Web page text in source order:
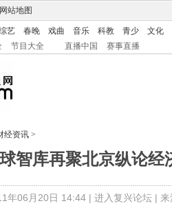
网站地图
艺 春晚 戏曲 音乐 科教 青少 文化
节目大全 直播中国 赛事直播
经资讯 >
智库再聚北京纵论经
年06月20日 14:44 | 进入复兴论坛| 来